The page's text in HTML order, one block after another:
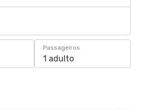
Passageiros
1 adulto